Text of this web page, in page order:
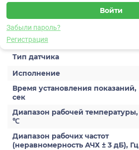
Забыли пароль?
Регистрация
Датчик виброускорения
Характеристики
Тип датчика
Исполнение
Время установления показаний,
сек
Диапазон рабочей температуры,
℃
Диапазон рабочих частот
(неравномерность АЧХ ± 3 дБ), Гц